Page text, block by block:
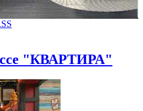
"КВАРТИРА"